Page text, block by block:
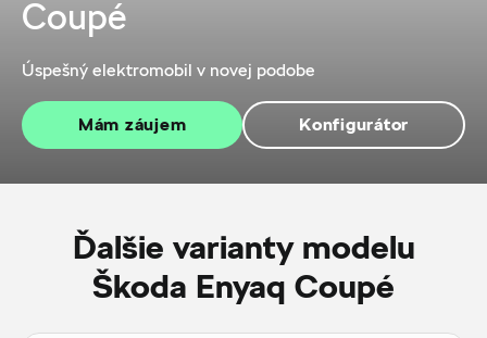
Coupé
Úspešný elektromobil v novej podobe
Mám záujem Konfigurátor
Ďalšie varianty modelu
Škoda Enyaq Coupé